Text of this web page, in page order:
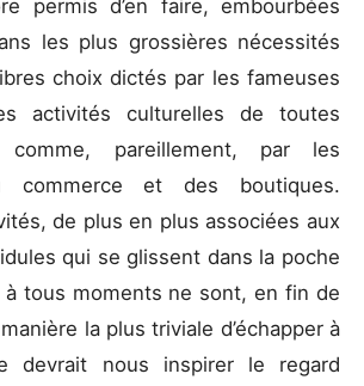
permis d’en faire, embourbées
les plus grossières nécessités
choix dictés par les fameuses
activités culturelles de toutes
pareillement, par les
commerce et des boutiques.
de plus en plus associées aux
qui se glissent dans la poche
tous moments ne sont, en fin de
la plus triviale d’échapper à
devrait nous inspirer le regard